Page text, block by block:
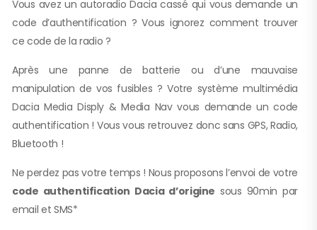
Vous avez un autoradio Dacia cassé qui vous demande un
code d’authentification ? Vous ignorez comment trouver
ce code de la radio ?
Après une panne de batterie ou d’une mauvaise
manipulation de vos fusibles ? Votre système multimédia
Dacia Media Disply & Media Nav vous demande un code
authentification ! Vous vous retrouvez donc sans GPS, Radio,
Bluetooth !
Ne perdez pas votre temps ! Nous proposons l’envoi de votre
code authentification Dacia d’origine sous 90min par
email et SMS*